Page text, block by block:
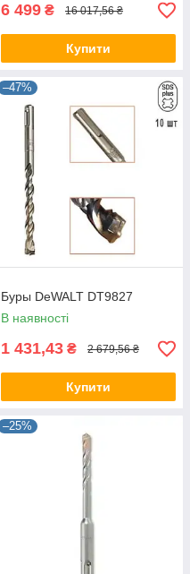
6 499 ₴ 16 017,56 ₴
Купити
–47%
Буры DeWALT DT9827
В наявності
1 431,43 ₴ 2 679,56 ₴
Купити
–25%